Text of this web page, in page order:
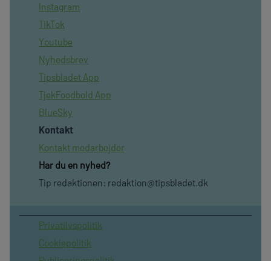
Instagram
TikTok
Youtube
Nyhedsbrev
Tipsbladet App
TjekFoodbold App
BlueSky
Kontakt
Kontakt medarbejder
Har du en nyhed?
Tip redaktionen: redaktion@tipsbladet.dk
Privatilvspolitik
Cookiepolitik